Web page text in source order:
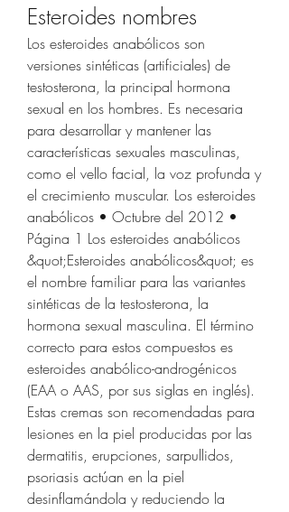
Esteroides nombres
Los esteroides anabólicos son
versiones sintéticas (artificiales) de
testosterona, la principal hormona
sexual en los hombres. Es necesaria
para desarrollar y mantener las
características sexuales masculinas,
como el vello facial, la voz profunda y
el crecimiento muscular. Los esteroides
anabólicos • Octubre del 2012 •
Página 1 Los esteroides anabólicos
&quot;Esteroides anabólicos&quot; es
el nombre familiar para las variantes
sintéticas de la testosterona, la
hormona sexual masculina. El término
correcto para estos compuestos es
esteroides anabólico-androgénicos
(EAA o AAS, por sus siglas en inglés).
Estas cremas son recomendadas para
lesiones en la piel producidas por las
dermatitis, erupciones, sarpullidos,
psoriasis actúan en la piel
desinflamándola y reduciendo la